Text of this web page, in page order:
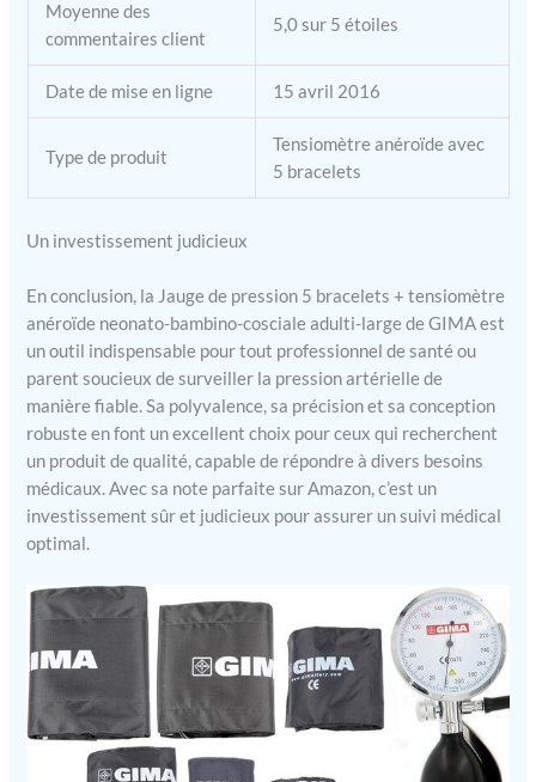
Moyenne des
commentaires client
5,0 sur 5 étoiles
Date de mise en ligne 15 avril 2016
Type de produit
Tensiomètre anéroïde avec
5 bracelets
Un investissement judicieux
En conclusion, la Jauge de pression 5 bracelets + tensiomètre
anéroïde neonato-bambino-cosciale adulti-large de GIMA est
un outil indispensable pour tout professionnel de santé ou
parent soucieux de surveiller la pression artérielle de
manière fiable. Sa polyvalence, sa précision et sa conception
robuste en font un excellent choix pour ceux qui recherchent
un produit de qualité, capable de répondre à divers besoins
médicaux. Avec sa note parfaite sur Amazon, c’est un
investissement sûr et judicieux pour assurer un suivi médical
optimal.